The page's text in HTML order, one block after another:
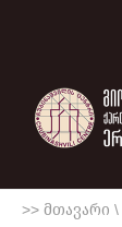
>> მთავარი \